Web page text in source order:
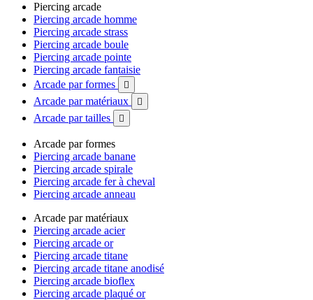
Piercing arcade
Piercing arcade homme
Piercing arcade strass
Piercing arcade boule
Piercing arcade pointe
Piercing arcade fantaisie
Arcade par formes

Arcade par matériaux 
Arcade par tailles 
Arcade par formes
Piercing arcade banane
Piercing arcade spirale
Piercing arcade fer à cheval
Piercing arcade anneau
Arcade par matériaux
Piercing arcade acier
Piercing arcade or
Piercing arcade titane
Piercing arcade titane anodisé
Piercing arcade bioflex
Piercing arcade plaqué or